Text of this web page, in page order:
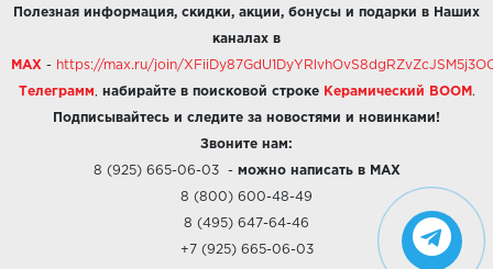
Полезная информация, скидки, акции, бонусы и подарки в Наших
каналах в
MAX - https://max.ru/join/
Телеграмм набирайте в поисковой строке Керамический BOOM .
Подписывайтесь и следите за новостями и новинками!
Звоните нам:
8 (925) 665-06-03- можно написать в MAX
8 (800) 600-48-49
8 (495) 647-64-46
+7 (925) 665-06-03